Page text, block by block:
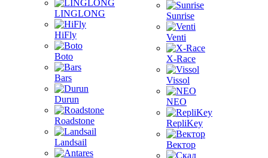
LINGLONG
HiFly
Boto
Bars
Durun
Roadstone
Landsail
Sunrise
Venti
X-Race
Vissol
NEO
RepliKey
Вектор